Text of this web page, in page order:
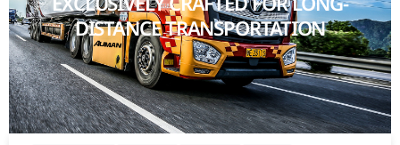
DISTANCE TRANSPORTATION